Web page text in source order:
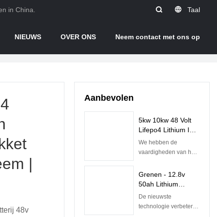
in China. Taal
NIEUWS OVER ONS
Neem contact met ons op
|
48v
Aanbevolen
5kw 10kw 48 Volt
Lifepo4 Lithium Ion
Oplaadbare
Batterijpakket Met
We hebben de
vaardigheden van het
de goedkope zonne-
energie 5kw 10kw
50ah lithium-ion
oplaadbare batterij met
Grenen - 12.8v
50ah Lithium
Batterij Lifepo4
Batterijen Voor
De nieuwste
technologie verbetert